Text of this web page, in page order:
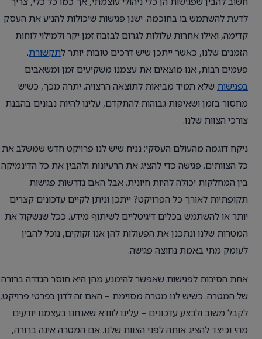
לדעת להשתמש בו בחוכמה. ישנן פגישות שיכולות להניע את העסק
קדימה, ואילו אחרות עלולות לגרום לבזבוז זמן יקר ולמילוי לוחות
הזמנים שלנו, כאשר ייתכן שיש דרכים טובות יותר לתקשורת.
פעמים רבות, אנו מוצאים את עצמנו משקיעים זמן ומשאבים
בפגישות שלא תמיד מביאות לתוצאה הרצויה. יתרה מכך, כשיש
מחסור בזמן ושאיפות גבוהות להתקדם, עלינו להיות נבונים בהבנת
צורכי הצוות שלנו.
ניקח דוגמה מהעולם העסקי: נניח שיש לנו פרויקט חדש שמשלב את
כל הצוותים. פגישה כדי להציג את הרעיונות ולהבין את כל הדינמיקה
בין המחלקות יכולה להיות חיונית. אבל האם נדרשות פגישות
תקופתיות לאורך כל הפרויקט? ייתכן וניתן לקיים עדכונים קצרים
יותר או להשתמש בכלים דיגיטליים לשיתוף מידע. ככל שנשקול את
המטרות שלנו ונתכנן את הפעולות להן אנו זקוקים, נוכל להבין
לעומק מתי באמת נחוצה פגישה.
אחת הסיבות לפגישות שאפשר להימנע מהן היא חוסר הגדרה ברורה
של המטרה. כשיש לנו מטרה מסוימת – האם זה לדון בפרטי פרויקט,
לקבל משוב ולבצע עדכונים – עלינו לוודא שאנחנו בעצמנו יודעים
מהי וכיצד להציג אותה לפני הצוות שלנו. אם המטרה אינה ברורה,